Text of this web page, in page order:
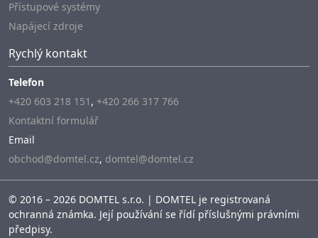
Přístupové systémy
Napájecí zdroje
Rychlý kontakt
Telefon
+420 603 218 151 , +420 266 317 766
Kontaktní formulář
Email
obchod@domtel.cz, domtel@domtel.cz
© 2016 – 2026 DOMTEL s.r.o. | DOMTEL je registrovaná
ochranná známka. Její používání se řídí příslušnými právními
předpisy.